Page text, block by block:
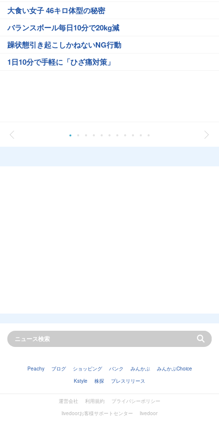
大食い女子 46キロ体型の秘密
バランスボール毎日10分で20kg減
躁状態引き起こしかねないNG行動
1日10分で手軽に「ひざ痛対策」
Peachy ブログ ショッピング バンク みんかぶ
みんかぶChoice
Kstyle
株探 プレスリリース
運営会社 利用規約
プライバシーポリシー
livedoorお客様サポートセンター
livedoor